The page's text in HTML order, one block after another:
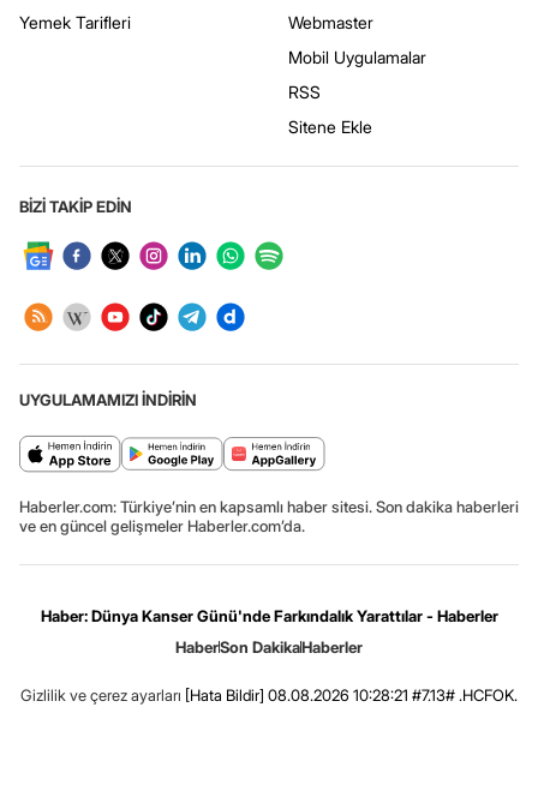
Yemek Tarifleri
Webmaster
Mobil Uygulamalar
RSS
Sitene Ekle
BİZİ TAKİP EDİN
UYGULAMAMIZI İNDİRİN
Haberler.com: Türkiye’nin en kapsamlı haber sitesi. Son dakika haberleri
ve en güncel gelişmeler Haberler.com’da.
Haber: Dünya Kanser Günü'nde Farkındalık Yarattılar - Haberler
HaberSon DakikaHaberler
Gizlilik ve çerez ayarları [Hata Bildir] 08.08.2026 10:28:21 #7.13# .HCFOK.